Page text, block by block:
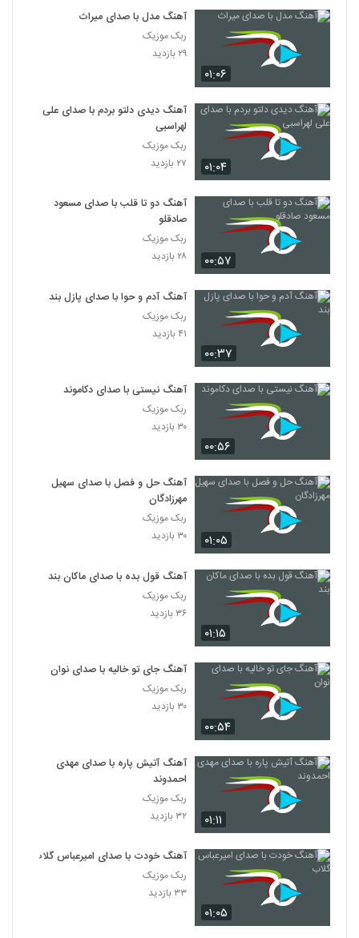
۰۱:۰۶
آهنگ مدل با صدای میراث
ربک موزیک
۲۹ بازدید
۰۱:۰۴
آهنگ دیدی دلتو بردم با صدای علی
لهراسبی
ربک موزیک
۲۷ بازدید
۰۰:۵۷
آهنگ دو تا قلب با صدای مسعود
صادقلو
ربک موزیک
۲۸ بازدید
۰۰:۳۷
آهنگ آدم و حوا با صدای پازل بند
ربک موزیک
۴۱ بازدید
۰۰:۵۶
آهنگ نیستی با صدای دکاموند
ربک موزیک
۳۰ بازدید
۰۱:۰۵
آهنگ حل و فصل با صدای سهیل
مهرزادگان
ربک موزیک
۳۰ بازدید
۰۱:۱۵
آهنگ قول بده با صدای ماکان بند
ربک موزیک
۳۶ بازدید
۰۰:۵۴
آهنگ جای تو خالیه با صدای نوان
ربک موزیک
۳۰ بازدید
۰۱:۱۱
آهنگ آتیش پاره با صدای مهدی
احمدوند
ربک موزیک
۳۲ بازدید
۰۱:۰۵
آهنگ خودت با صدای امیرعباس گلاب
ربک موزیک
۳۳ بازدید